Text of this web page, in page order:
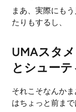
まあ、実際にも
たりもするし、
UMAスタ
とシュー
それこそなんか
はちょっと前まで